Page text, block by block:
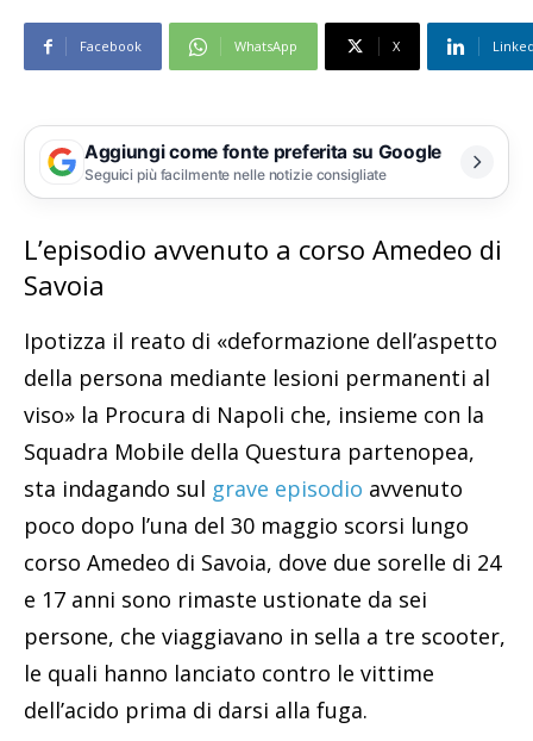
Facebook WhatsApp X
Aggiungi come fonte preferita su Google
Seguici più facilmente nelle notizie consigliate
L’episodio avvenuto a corso Amedeo di
Savoia
Ipotizza il reato di «deformazione dell’aspetto
della persona mediante lesioni permanenti al
viso» la Procura di Napoli che, insieme con la
Squadra Mobile della Questura partenopea,
sta indagando sul grave episodio avvenuto
poco dopo l’una del 30 maggio scorsi lungo
corso Amedeo di Savoia, dove due sorelle di 24
e 17 anni sono rimaste ustionate da sei
persone, che viaggiavano in sella a tre scooter,
le quali hanno lanciato contro le vittime
dell’acido prima di darsi alla fuga.